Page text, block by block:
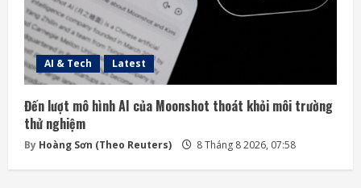
AI & Tech Latest
Đến lượt mô hình AI của Moonshot thoát khỏi môi trường
thử nghiệm
By Hoàng Sơn (Theo Reuters) 8 Tháng 8 2026, 07:58